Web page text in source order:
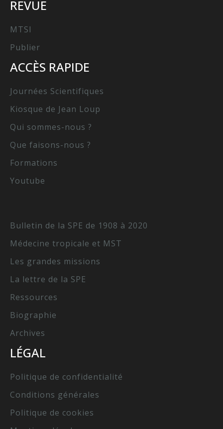
REVUE
MTSI
Publier
ACCÈS RAPIDE
Journées Scientifiques
Kiosque de Jean Loup
Qui sommes-nous ?
Que faisons-nous ?
Formations
Youtube
Bulletin de la SPE de 1908 à 2020
Médecine tropicale et MST
Les grandes missions
La lettre de la SPE
Ressources
Biographie
Archives
LÉGAL
Politique de confidentialité
Conditions générales
Politique de cookies